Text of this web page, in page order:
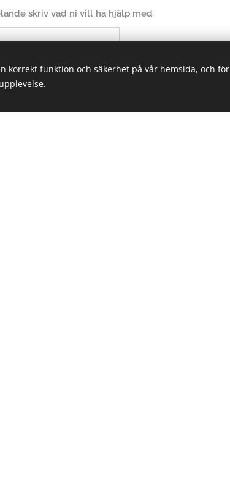
skriv vad ni vill ha hjälp med
korrekt funktion och säkerhet på vår hemsida, och för